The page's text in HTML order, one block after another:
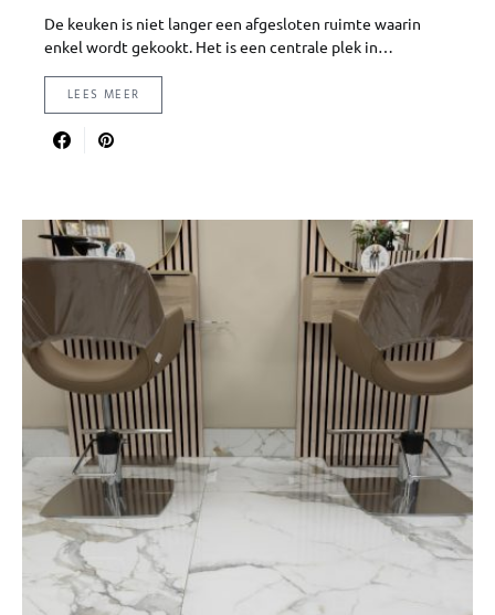
De keuken is niet langer een afgesloten ruimte waarin
enkel wordt gekookt. Het is een centrale plek in…
LEES MEER